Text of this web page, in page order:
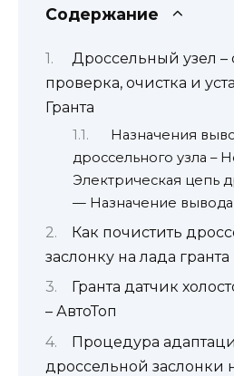
Содержание
Дроссельный узел –
проверка, очистка и
Гранта
Назначения
дроссельного узла
Электрическая цепь
— Назначение вывода
Как почистить
заслонку на лада гранта
Гранта датчик
– АвтоТоп
Процедура
дроссельной заслонки